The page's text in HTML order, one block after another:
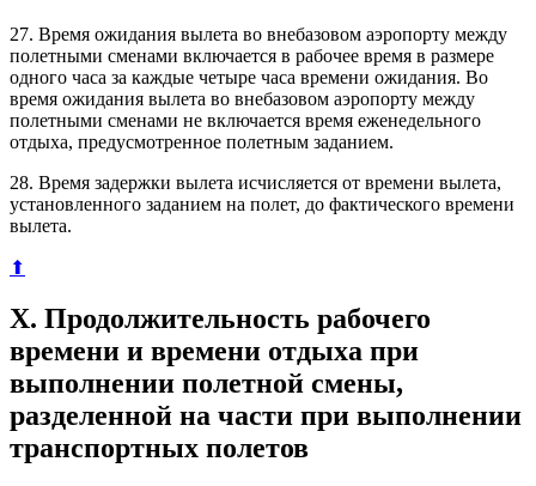
27. Время ожидания вылета во внебазовом аэропорту между
полетными сменами включается в рабочее время в размере
одного часа за каждые четыре часа времени ожидания. Во
время ожидания вылета во внебазовом аэропорту между
полетными сменами не включается время еженедельного
отдыха, предусмотренное полетным заданием.
28. Время задержки вылета исчисляется от времени вылета,
установленного заданием на полет, до фактического времени
вылета.
⬆
X. Продолжительность рабочего
времени и времени отдыха при
выполнении полетной смены,
разделенной на части при выполнении
транспортных полетов